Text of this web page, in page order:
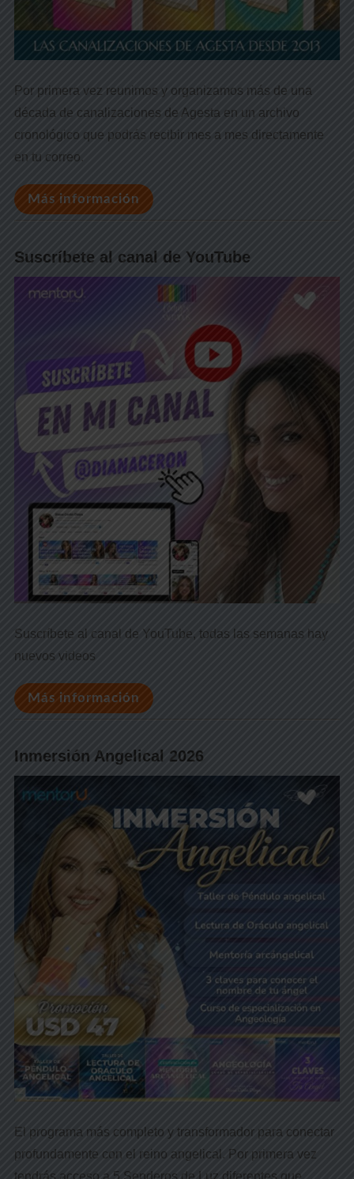
Por primera vez reunimos y organizamos más de una
década de canalizaciones de Agesta en un archivo
cronológico que podrás recibir mes a mes directamente
en tu correo.
Más información
Suscríbete al canal de YouTube
Suscríbete al canal de YouTube, todas las semanas hay
nuevos videos
Más información
Inmersión Angelical 2026
El programa más completo y transformador para conectar
profundamente con el reino angelical. Por primera vez
tendrás acceso a 5 Senderos de Luz diferentes que